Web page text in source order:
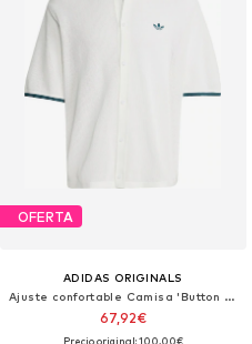
OFERTA
ADIDAS ORIGINALS
Ajuste confortable Camisa 'Button Down Knitted'
67,92€